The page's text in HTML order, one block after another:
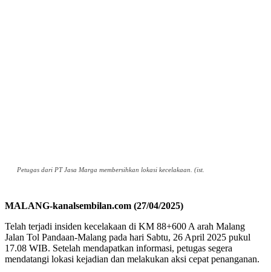
Petugas dari PT Jasa Marga membersihkan lokasi kecelakaan. (ist.
MALANG-kanalsembilan.com (27/04/2025)
Telah terjadi insiden kecelakaan di KM 88+600 A arah Malang
Jalan Tol Pandaan-Malang pada hari Sabtu, 26 April 2025 pukul
17.08 WIB. Setelah mendapatkan informasi, petugas segera
mendatangi lokasi kejadian dan melakukan aksi cepat penanganan.